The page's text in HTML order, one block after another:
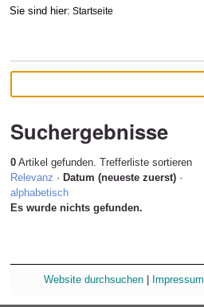
Sie sind hier: Startseite
Suchergebnisse
0Artikel gefunden. Trefferliste sortieren
Relevanz · Datum (neueste zuerst) ·
alphabetisch
Es wurde nichts gefunden.
Website durchsuchen Impressum